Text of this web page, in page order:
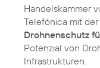
Handelskammer
Telefónica mit
Drohnenschutz
Potenzial von
Infrastrukturen.